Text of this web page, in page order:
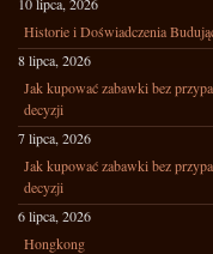
Historie i Doświadczenia
8 lipca, 2026
Jak kupować zabawki bez
decyzji
7 lipca, 2026
Jak kupować zabawki bez
decyzji
6 lipca, 2026
Hongkong